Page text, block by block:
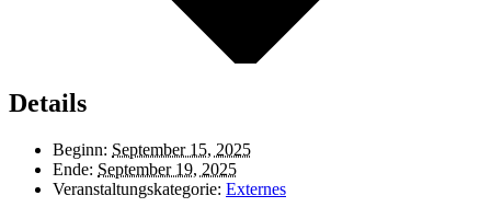
Details
Beginn: September 15, 2025
Ende: September 19, 2025
Veranstaltungskategorie: Externes